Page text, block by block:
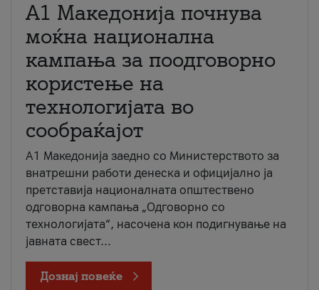
A1 Македонија почнува
моќна национална
кампања за поодговорно
користење на
технологијата во
сообраќајот
A1 Македонија заедно со Министерството за
внатрешни работи денеска и официјално ја
претставија националната општествено
одговорна кампања „Одговорно со
технологијата“, насочена кон подигнување на
јавната свест...
Дознај повеќе